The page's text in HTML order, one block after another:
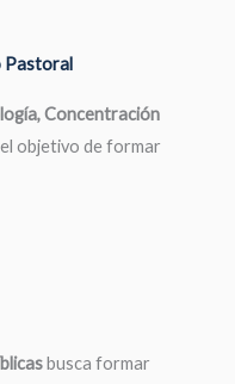
Pastoral
Concentración
objetivo de formar
busca formar